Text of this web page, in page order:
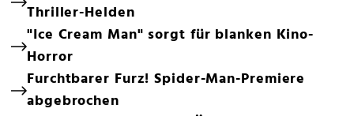
Thriller-Helden
"Ice Cream Man" sorgt für blanken Kino-
Horror
Furchtbarer Furz! Spider-Man-Premiere
abgebrochen